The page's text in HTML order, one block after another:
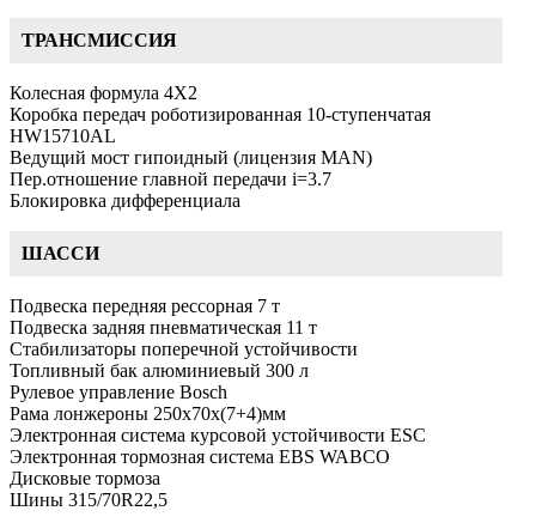
ТРАНСМИССИЯ
Колесная формула 4Х2
Коробка передач роботизированная 10-ступенчатая
HW15710AL
Ведущий мост гипоидный (лицензия MAN)
Пер.отношение главной передачи i=3.7
Блокировка дифференциала
ШАССИ
Подвеска передняя рессорная 7 т
Подвеска задняя пневматическая 11 т
Стабилизаторы поперечной устойчивости
Топливный бак алюминиевый 300 л
Рулевое управление Bosch
Рама лонжероны 250х70х(7+4)мм
Электронная система курсовой устойчивости ESC
Электронная тормозная система EBS WABCO
Дисковые тормоза
Шины 315/70R22,5